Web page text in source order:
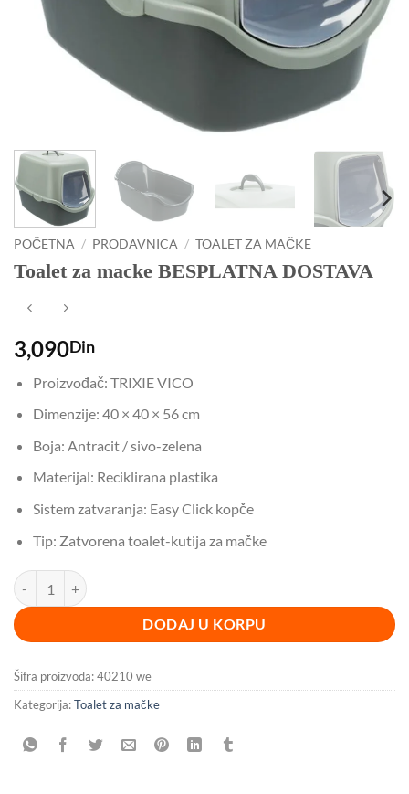
POČETNA / PRODAVNICA / TOALET ZA MAČKE
Toalet za macke BESPLATNA DOSTAVA
3,090Din
Proizvođač: TRIXIE VICO
Dimenzije: 40 × 40 × 56 cm
Boja: Antracit / sivo-zelena
Materijal: Reciklirana plastika
Sistem zatvaranja: Easy Click kopče
Tip: Zatvorena toalet-kutija za mačke
Toalet za macke BESPLATNA DOSTAVA količina
DODAJ U KORPU
Šifra proizvoda:40210 we
Kategorija:Toalet za mačke